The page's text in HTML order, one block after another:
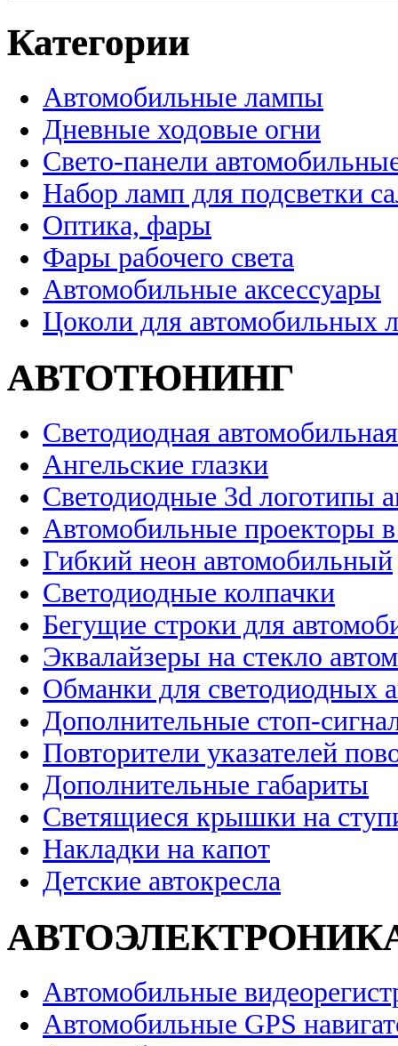
Категории
Автомобильные лампы
Дневные ходовые огни
Свето-панели
Набор ламп для подсветки
Оптика, фары
Фары рабочего света
Автомобильные аксессуары
Цоколи для автомобильных
АВТОТЮНИНГ
Светодиодная
Ангельские глазки
Светодиодные 3d логотипы
Автомобильные проекторы
Гибкий неон автомобильный
Светодиодные колпачки
Бегущие строки для
Эквалайзеры на стекло
Обманки для светодиодных
Дополнительные стоп-
Повторители указателей
Дополнительные габариты
Светящиеся крышки на
Накладки на капот
Детские автокресла
Автомобильные
Автомобильные GPS